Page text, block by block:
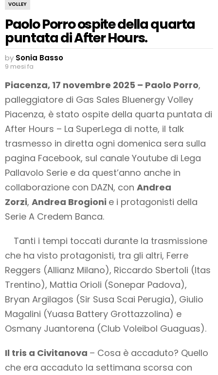
VOLLEY
Paolo Porro ospite della quarta
puntata di After Hours.
by Sonia Basso
9 mesi fa
Piacenza, 17 novembre 2025 – Paolo Porro,
palleggiatore di Gas Sales Bluenergy Volley
Piacenza, è stato ospite della quarta puntata di
After Hours – La SuperLega di notte, il talk
trasmesso in diretta ogni domenica sera sulla
pagina Facebook, sul canale Youtube di Lega
Pallavolo Serie e da quest’anno anche in
collaborazione con DAZN, con Andrea
Zorzi, Andrea Brogioni e i protagonisti della
Serie A Credem Banca.
Tanti i tempi toccati durante la trasmissione
che ha visto protagonisti, tra gli altri, Ferre
Reggers (Allianz Milano), Riccardo Sbertoli (Itas
Trentino), Mattia Orioli (Sonepar Padova),
Bryan Argilagos (Sir Susa Scai Perugia), Giulio
Magalini (Yuasa Battery Grottazzolina) e
Osmany Juantorena (Club Voleibol Guaguas).
Il tris a Civitanova – Cosa è accaduto? Quello
che era accaduto la settimana scorsa con